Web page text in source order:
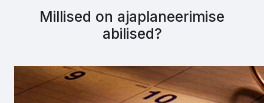
Millised on ajaplaneerimise
abilised?